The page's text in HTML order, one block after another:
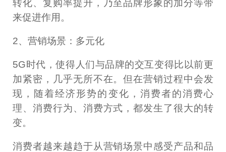
转化、复购率提升，乃至品牌形象的加分等带
来促进作用。
2、营销场景：多元化
5G时代，使得人们与品牌的交互变得比以前更
加紧密，几乎无所不在。但在营销过程中会发
现，随着经济形势的变化，消费者的消费心
理、消费行为、消费方式，都发生了很大的转
变。
消费者越来越趋于从营销场景中感受产品和品